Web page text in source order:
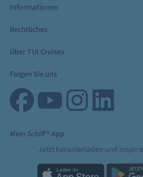
Informationen
Rechtliches
Über TUI Cruises
Folgen Sie uns
Mein Schiff® App
Jetzt herunterladen und